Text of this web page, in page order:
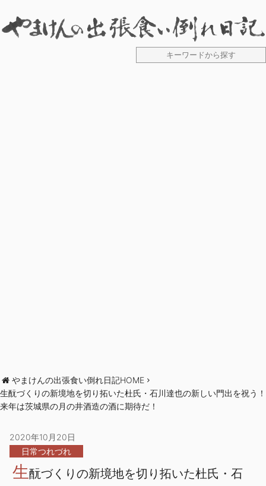
やまけんの出張食い倒れ日記HOME
生酛づくりの新境地を切り拓いた杜氏・石川達也の新しい門出を祝う！
来年は茨城県の月の井酒造の酒に期待だ！
2020年10月20日
日常つれづれ
生酛づくりの新境地を切り拓いた杜氏・石